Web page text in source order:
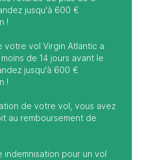
jusqu'à 600 €
!
votre vol Virgin Atlantic a
de 14 jours avant le
jusqu'à 600 €
!
de votre vol, vous avez
au remboursement de
indemnisation pour un vol